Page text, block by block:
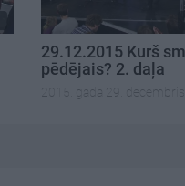
29.12.2015 Kurš
pēdējais? 2. daļa
2015. gada 29. decembris